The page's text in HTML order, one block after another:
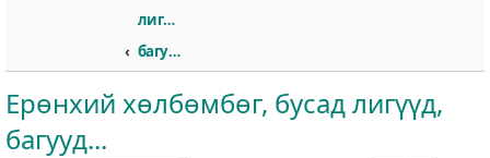
лигүүд,
багууд...
Ерөнхий хөлбөмбөг, бусад лигүүд,
багууд...